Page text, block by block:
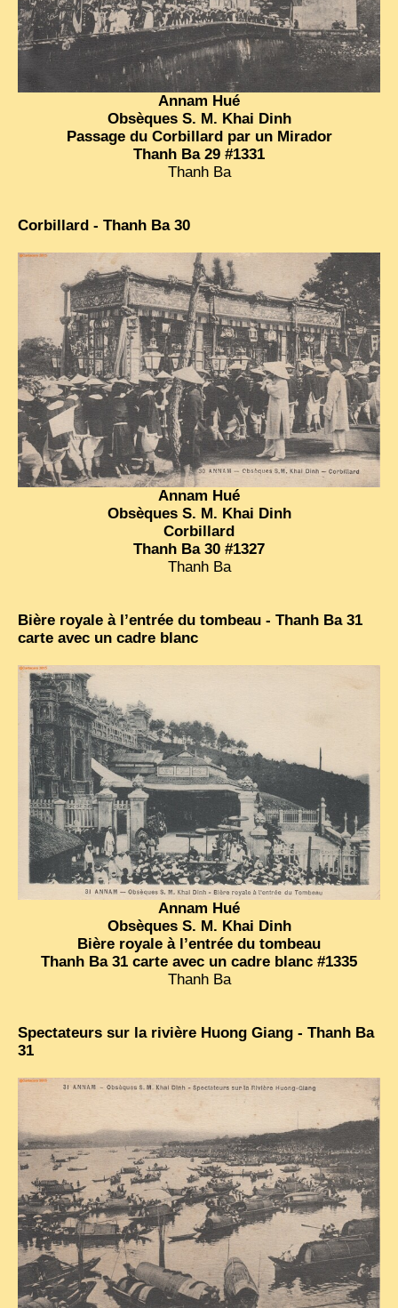
Annam Hué
Obsèques S. M. Khai Dinh
Passage du Corbillard par un Mirador
Thanh Ba 29 #1331
Thanh Ba
Corbillard - Thanh Ba 30
Annam Hué
Obsèques S. M. Khai Dinh
Corbillard
Thanh Ba 30 #1327
Thanh Ba
Bière royale à l’entrée du tombeau - Thanh Ba 31
carte avec un cadre blanc
Annam Hué
Obsèques S. M. Khai Dinh
Bière royale à l’entrée du tombeau
Thanh Ba 31 carte avec un cadre blanc #1335
Thanh Ba
Spectateurs sur la rivière Huong Giang - Thanh Ba
31